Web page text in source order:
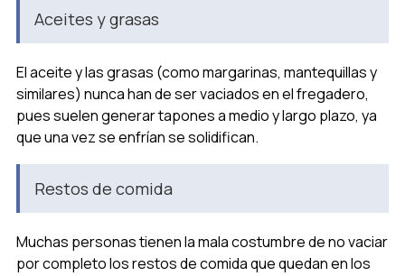
Aceites y grasas
El aceite y las grasas (como margarinas, mantequillas y
similares) nunca han de ser vaciados en el fregadero,
pues suelen generar tapones a medio y largo plazo, ya
que una vez se enfrían se solidifican.
Restos de comida
Muchas personas tienen la mala costumbre de no vaciar
por completo los restos de comida que quedan en los